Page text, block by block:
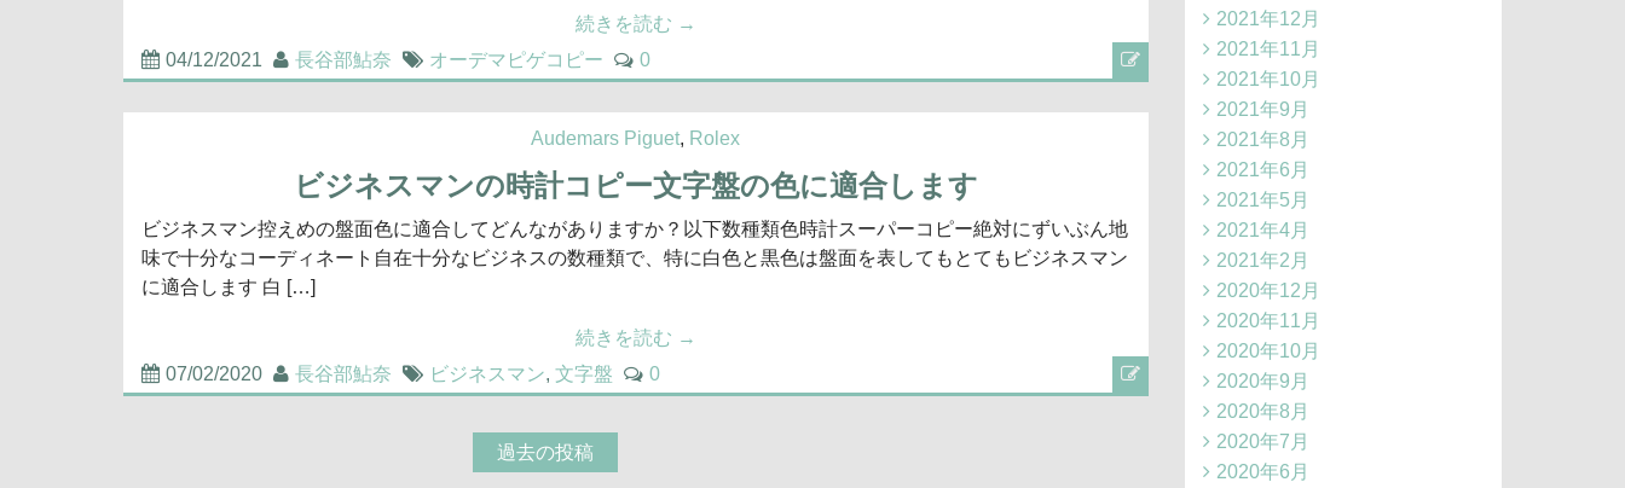
続きを読む →
04/12/2021
長谷部鮎奈 オーデマピゲコピー 0
Audemars Piguet, Rolex
ビジネスマンの時計コピー文字盤の色に適合します
ビジネスマン控えめの盤面色に適合してどんながありますか？以下数種類色時計スーパーコピー絶対にずいぶん地
味で十分なコーディネート自在十分なビジネスの数種類で、特に白色と黒色は盤面を表してもとてもビジネスマン
に適合します 白 […]
続きを読む →
07/02/2020
長谷部鮎奈 ビジネスマン, 文字盤 0
過去の投稿
2021年12月
2021年11月
2021年10月
2021年9月
2021年8月
2021年6月
2021年5月
2021年4月
2021年2月
2020年12月
2020年11月
2020年10月
2020年9月
2020年8月
2020年7月
2020年6月